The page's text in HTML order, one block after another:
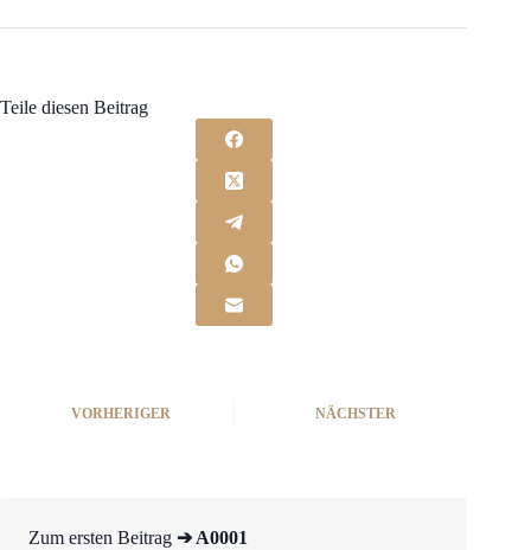
Teile diesen Beitrag
VORHERIGER NÄCHSTER
Zum ersten Beitrag ➔ A0001